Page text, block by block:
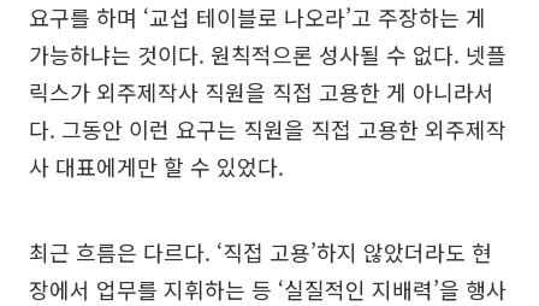
요구를 하며 ‘교섭 테이블로 나오라’고 주장하는 게
가능하냐는 것이다. 원칙적으론 성사될 수 없다. 넷플
릭스가 외주제작사 직원을 직접 고용한 게 아니라서
다. 그동안 이런 요구는 직원을 직접 고용한 외주제작
사 대표에게만 할 수 있었다.
최근 흐름은 다르다. ‘직접 고용’하지 않았더라도 현
장에서 업무를 지휘하는 등 ‘실질적인 지배력’을 행사